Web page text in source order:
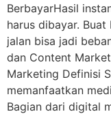
BerbayarHasil
harus dibayar.
jalan bisa jadi
dan Content
Marketing Definisi
memanfaatkan
Bagian dari digital